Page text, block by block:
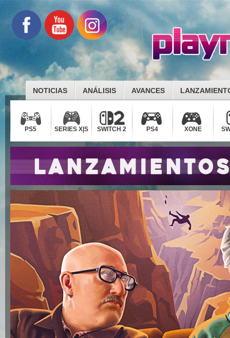
NOTICIAS ANÁLISIS AVANCES
PS5 SERIES X|S SWITCH 2 PS4 XONE